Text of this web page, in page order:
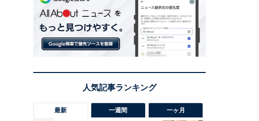
最新 一週間 一ヶ月